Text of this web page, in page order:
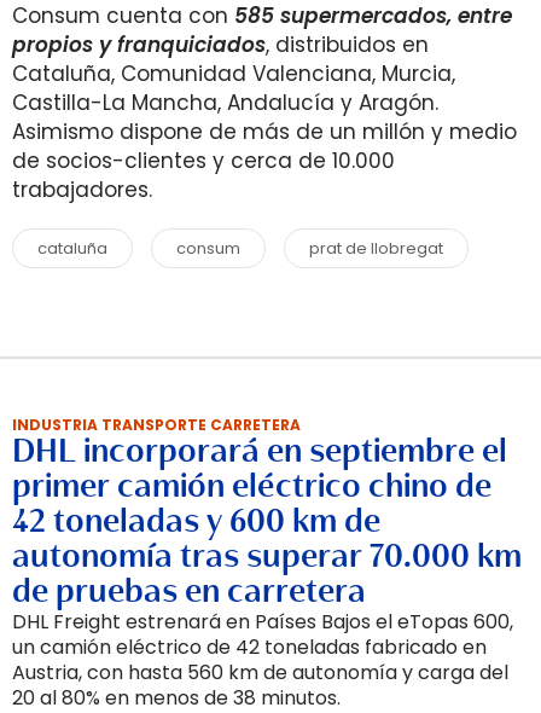
Consum cuenta con 585 supermercados, entre
propios y franquiciados, distribuidos en
Cataluña, Comunidad Valenciana, Murcia,
Castilla-La Mancha, Andalucía y Aragón.
Asimismo dispone de más de un millón y medio
de socios-clientes y cerca de 10.000
trabajadores.
cataluña consum prat de llobregat
INDUSTRIA TRANSPORTE CARRETERA
DHL incorporará en septiembre el
primer camión eléctrico chino de
42 toneladas y 600 km de
autonomía tras superar 70.000 km
de pruebas en carretera
DHL Freight estrenará en Países Bajos el eTopas 600,
un camión eléctrico de 42 toneladas fabricado en
Austria, con hasta 560 km de autonomía y carga del
20 al 80% en menos de 38 minutos.